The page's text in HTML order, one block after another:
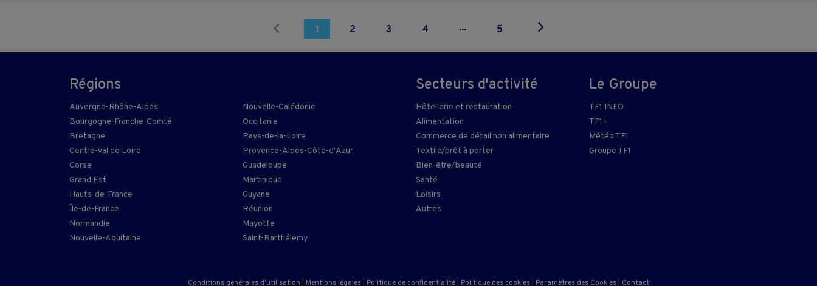
1 2 3 4 ... 5
Régions
Auvergne-Rhône-Alpes
Bourgogne-Franche-Comté
Bretagne
Centre-Val de Loire
Corse
Grand Est
Hauts-de-France
Île-de-France
Normandie
Nouvelle-Aquitaine
Nouvelle-Calédonie
Occitanie
Pays-de-la-Loire
Provence-Alpes-Côte-d'Azur
Guadeloupe
Martinique
Guyane
Réunion
Mayotte
Saint-Barthélemy
Secteurs d'activité
Hôtellerie et restauration
Alimentation
Commerce de détail non alimentaire
Textile/prêt à porter
Bien-être/beauté
Santé
Loisirs
Autres
Le Groupe
TF1 INFO
TF1+
Météo TF1
Groupe TF1
Conditions générales d'utilisation Mentions légales Politique de confidentialité Politique des cookies Paramètres des Cookies Contact